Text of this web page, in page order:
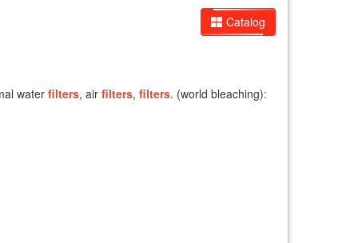
Catalog
water filters, air filters, filters. (world bleaching):